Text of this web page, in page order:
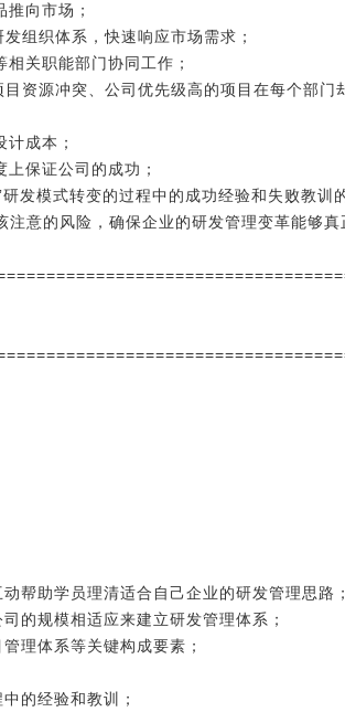
向市场；
组织体系，快速响应市场需求；
关职能部门协同工作；
资源冲突、公司优先级高的项目在每个部门
成本；
保证公司的成功；
发模式转变的过程中的成功经验和失败教
意的风险，确保企业的研发管理变革能够真
帮助学员理清适合自己企业的研发管理思路；
的规模相适应来建立研发管理体系；
理体系等关键构成要素；
的经验和教训；